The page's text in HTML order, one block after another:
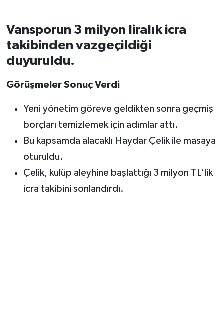
Vansporun 3 milyon liralık icra
takibinden vazgeçildiği
duyuruldu.
Görüşmeler Sonuç Verdi
Yeni yönetim göreve geldikten sonra geçmiş
borçları temizlemek için adımlar attı.
Bu kapsamda alacaklı Haydar Çelik ile masaya
oturuldu.
Çelik, kulüp aleyhine başlattığı 3 milyon TL’lik
icra takibini sonlandırdı.